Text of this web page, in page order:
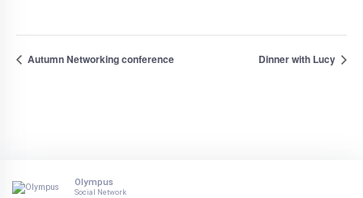
Autumn Networking conference Dinner with Lucy
Olympus
Social Network